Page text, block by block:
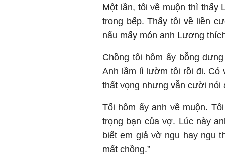
Một lần, tôi về muộn thì thấy
trong bếp. Thấy tôi về liền
nấu mấy món anh Lương
Chồng tôi hôm ấy bỗng
Anh lầm lì lườm tôi rồi đi. Có
thất vọng nhưng vẫn cười nói
Tối hôm ấy anh về muộn.
trọng bạn của vợ. Lúc này
biết em giả vờ ngu hay ngu
mất chồng.”